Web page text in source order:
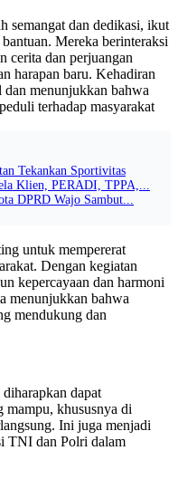
semangat dan dedikasi, ikut
Mereka berinteraksi
cerita dan perjuangan
harapan baru. Kehadiran
dan menunjukkan bahwa
terhadap masyarakat
Tekankan Sportivitas
Klien, PERADI, TPPA,...
DPRD Wajo Sambut...
untuk mempererat
Dengan kegiatan
kepercayaan dan harmoni
menunjukkan bahwa
mendukung dan
dapat
mampu, khususnya di
Ini juga menjadi
TNI dan Polri dalam